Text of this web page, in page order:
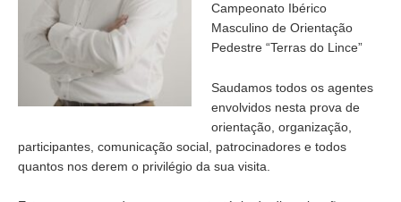
Campeonato Ibérico
Masculino de Orientação
Pedestre “Terras do Lince”
Saudamos todos os agentes
envolvidos nesta prova de
orientação, organização,
participantes, comunicação social, patrocinadores e todos
quantos nos derem o privilégio da sua visita.